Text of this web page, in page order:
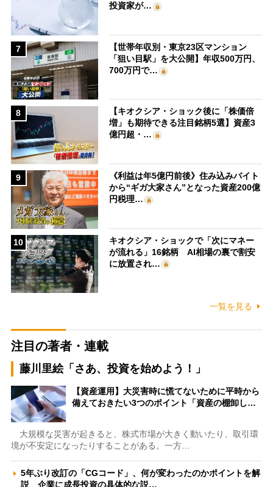
投資家が…
7
【世帯年収別・東京23区マンション
「狙い目駅」を大公開】年収500万円、
700万円で…
8
【キオクシア・ショック後に「株価倍
増」も期待できる注目銘柄5選】資産3
億円超・…
9
《利益は年5億円前後》住み込みバイト
から“ギガ大家さん”となった資産200億
円税理…
10
キオクシア・ショックで「次にマネー
が流れる」16銘柄 AI相場の裏で割安
に放置され…
一覧を見る
注目の著者・連載
藤川里絵「さあ、投資を始めよう！」
【資産運用】大災害時に慌てないために平時から
備えておきたい3つのポイント「資産の棚卸し…
大規模な災害が起きると、株式市場が大きく動いたり、取引環
境が不安定になったりすることがある。一方…
5年ぶり改訂の「CGコード」、何が変わったのかポイントを解
説 企業に成長投資の具体的な説…